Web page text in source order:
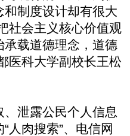
制度设计却有很大
社会主义核心价值观
载道德理念，道德
医科大学副校长王松
泄露公民个人信息
人肉搜索”、电信网